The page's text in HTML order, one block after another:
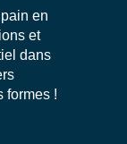
en
et
dans
formes !